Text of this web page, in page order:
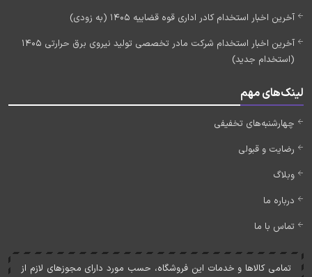
آخرین اخبار استخدام کادر اداری قوه قضاییه 1405 (به زودی)
آخرین اخبار استخدام شرکت مادر تخصصی تولید نیروی برق حرارتی 1405
(استخدام جدید)
لینک‌های مهم
چهارشنبه‌های تخفیفی
رضایت و قبولی
وبلاگ
درباره ما
تماس با ما
تمامی کالاها و خدمات اين فروشگاه، حسب مورد دارای مجوزهای لازم از